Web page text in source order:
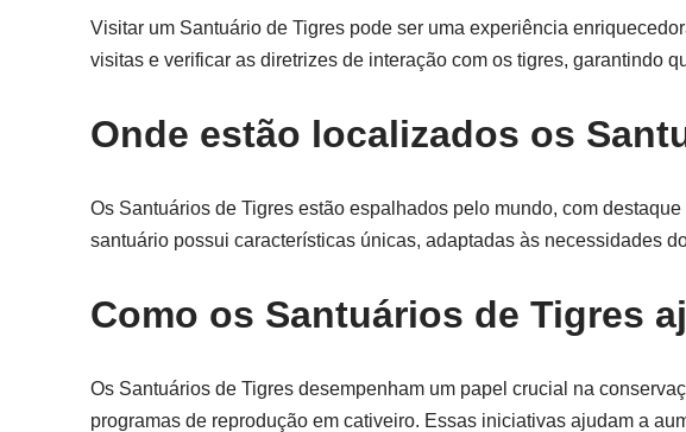
Visitar um Santuário de Tigres pode ser uma experiência
visitas e verificar as diretrizes de interação com os tigres, garantindo
Onde estão localizados os
Os Santuários de Tigres estão espalhados pelo mundo, com
santuário possui características únicas, adaptadas às necessidades
Como os Santuários de Tigres
Os Santuários de Tigres desempenham um papel crucial na
programas de reprodução em cativeiro. Essas iniciativas ajudam a